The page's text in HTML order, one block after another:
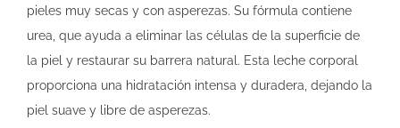
pieles muy secas y con asperezas. Su fórmula contiene
urea, que ayuda a eliminar las células de la superficie de
la piel y restaurar su barrera natural. Esta leche corporal
proporciona una hidratación intensa y duradera, dejando la
piel suave y libre de asperezas.